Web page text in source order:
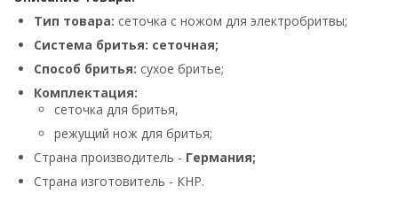
Тип товара: сеточка с ножом для электробритвы;
Система бритья: сеточная;
Способ бритья: сухое бритье;
Комплектация:
сеточка для бритья,
режущий нож для бритья;
Страна производитель - Германия;
Страна изготовитель - КНР.